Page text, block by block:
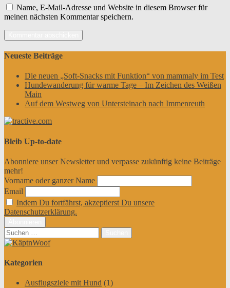
Name, E-Mail-Adresse und Website in diesem Browser für
meinen nächsten Kommentar speichern.
Neueste Beiträge
Die neuen „Soft-Snacks mit Funktion“ von mammaly im Test
Hundewanderung für warme Tage – Im Zeichen des Weißen
Main
Auf dem Westweg von Untersteinach nach Immenreuth
Bleib Up-to-date
Abonniere unser Newsletter und verpasse zukünftig keine Beiträge
mehr!
Vorname oder ganzer Name
Email
Indem Du fortfährst, akzeptierst Du unsere
Datenschutzerklärung.
Suchen
nach:
Kategorien
Ausflugsziele mit Hund (1)